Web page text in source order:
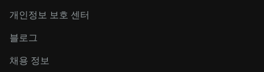
개인정보 보호 센터
블로그
채용 정보